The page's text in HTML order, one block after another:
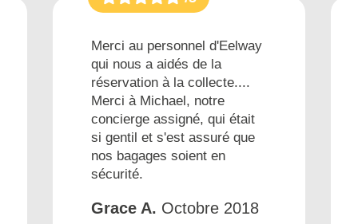
Merci au personnel d'Eelway
qui nous a aidés de la
réservation à la collecte....
Merci à Michael, notre
concierge assigné, qui était
si gentil et s'est assuré que
nos bagages soient en
sécurité.
Grace A. Octobre 2018